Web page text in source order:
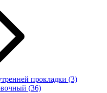
прокладки (3)
(36)